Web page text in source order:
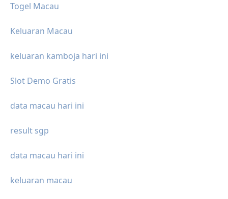
Togel Macau
Keluaran Macau
keluaran kamboja hari ini
Slot Demo Gratis
data macau hari ini
result sgp
data macau hari ini
keluaran macau